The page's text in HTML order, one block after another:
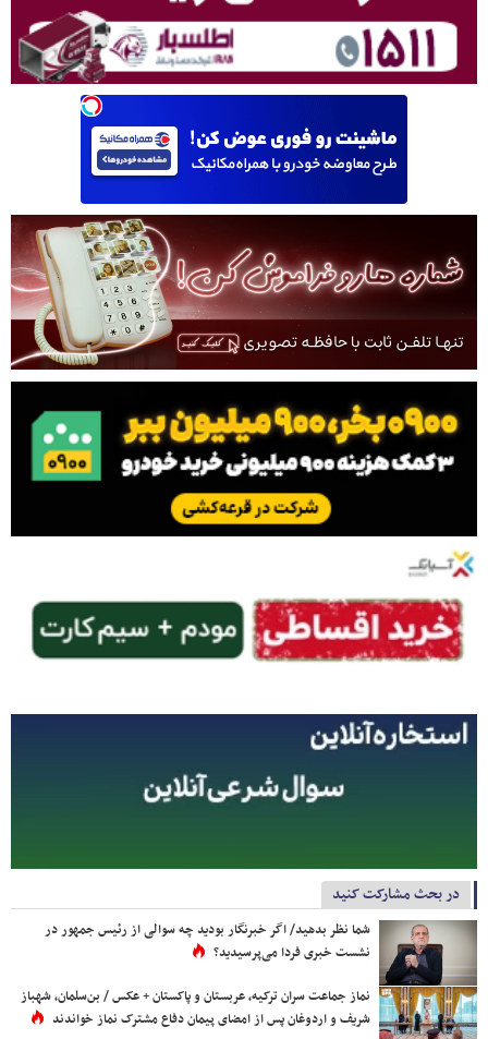
در بحث مشارکت کنید
شما نظر بدهید/ اگر خبرنگار بودید چه سوالی از رئیس جمهور در
نشست خبری فردا می‌پرسیدید؟
نماز جماعت سران ترکیه، عربستان و پاکستان + عکس / بن‌سلمان، شهباز
شریف و اردوغان پس از امضای پیمان دفاع مشترک نماز خواندند